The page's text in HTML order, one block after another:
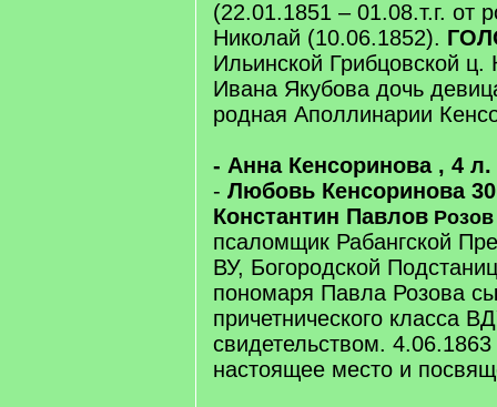
(22.01.1851 – 01.08.т.г. от
Николай (10.06.1852).
Ильинской Грибцовской
Ивана Якубова дочь
родная Аполлинарии
- Анна Кенсоринова , 4 л.
- Любовь Кенсоринова
Константин Павлов Розов
псаломщик Рабангской
ВУ, Богородской
пономаря Павла Розова
причетнического класса
свидетельством.
настоящее место и